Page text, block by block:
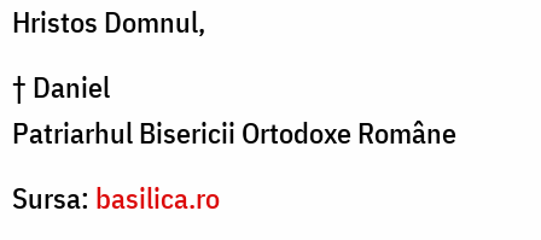
Hristos Domnul,
† Daniel
Patriarhul Bisericii Ortodoxe Române
Sursa: basilica.ro